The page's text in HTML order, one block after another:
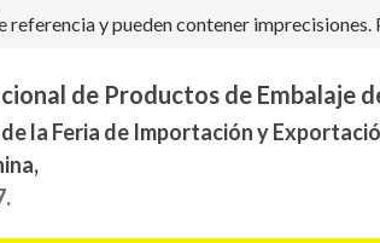
y pueden contener
de Productos de Embalaje
la Feria de Importación y